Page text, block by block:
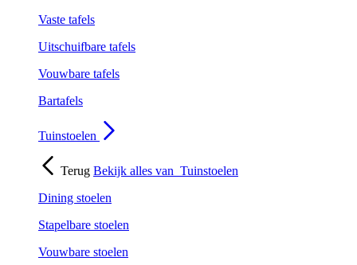
Vaste tafels
Uitschuifbare tafels
Vouwbare tafels
Bartafels
Tuinstoelen
Terug Bekijk alles van Tuinstoelen
Dining stoelen
Stapelbare stoelen
Vouwbare stoelen